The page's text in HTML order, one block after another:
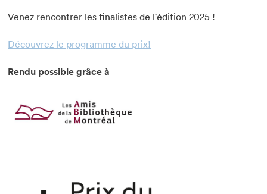
Que cherchez-vous?
Venez rencontrer les finalistes de l'édition 2025 !
Découvrez le programme du prix!
Rendu possible grâce à